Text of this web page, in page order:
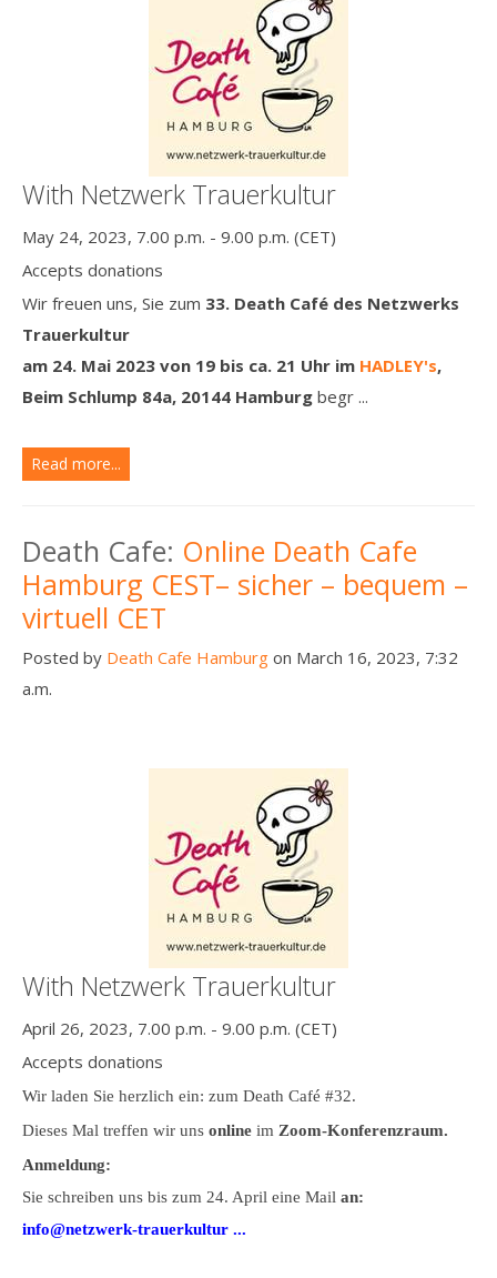
With Netzwerk Trauerkultur
May 24, 2023, 7.00 p.m. - 9.00 p.m. (CET)
Accepts donations
Wir freuen uns, Sie zum 33. Death Café des Netzwerks
Trauerkultur
am 24. Mai 2023 von 19 bis ca. 21 Uhr im HADLEY's,
Beim Schlump 84a, 20144 Hamburg begr ...
Read more...
Death Cafe: Online Death Cafe
Hamburg CEST– sicher – bequem –
virtuell CET
Posted by Death Cafe Hamburg on March 16, 2023, 7:32
a.m.
With Netzwerk Trauerkultur
April 26, 2023, 7.00 p.m. - 9.00 p.m. (CET)
Accepts donations
Wir laden Sie herzlich ein: zum Death Café #32.
Dieses Mal treffen wir uns online im Zoom-Konferenzraum.
Anmeldung:
Sie schreiben uns bis zum 24. April eine Mail an:
info@netzwerk-trauerkultur ...